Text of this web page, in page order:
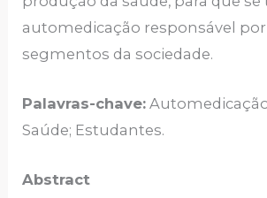
automedicação responsável
segmentos da sociedade.
Palavras-chave:
Saúde; Estudantes.
Abstract